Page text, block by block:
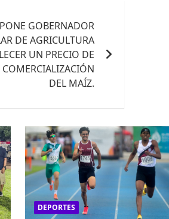
GOBERNADOR
DE AGRICULTURA
UN PRECIO DE
DEL MAÍZ.
DEPORTES